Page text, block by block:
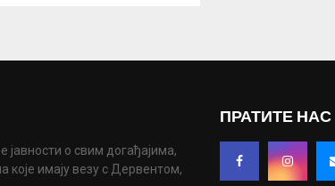
о свим догађајима,
имају везу с Дервентом,
ПРАТИТЕ НАС